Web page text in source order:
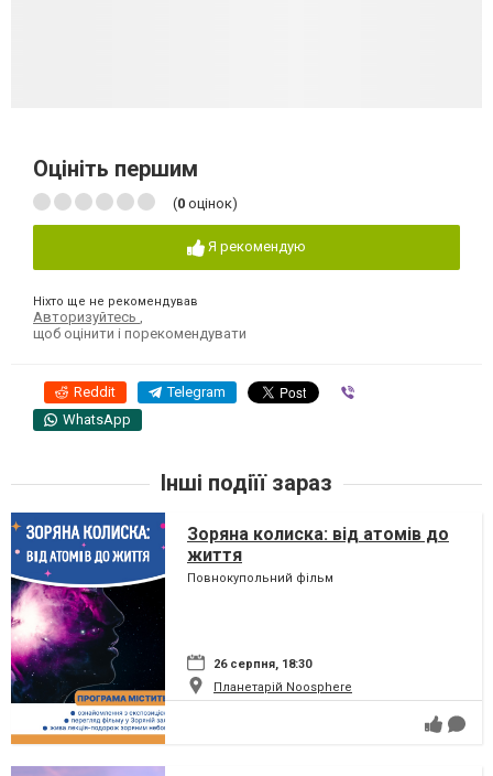
Оцініть першим
(0 оцінок)
Я рекомендую
Ніхто ще не рекомендував
Авторизуйтесь
щоб оцінити і порекомендувати
Reddit Telegram
WhatsApp
Інші подіїї зараз
Зоряна колиска: від атомів до
життя
Повнокупольний фільм
26 серпня, 18:30
Планетарій Noosphere